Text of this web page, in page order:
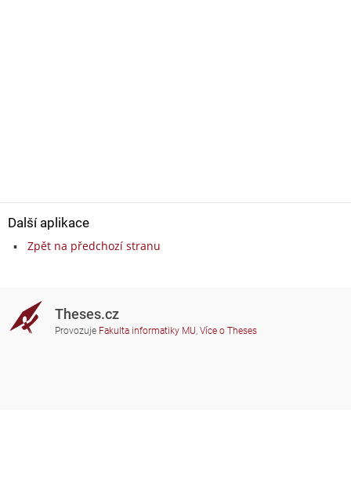
Další aplikace
Zpět na předchozí stranu
Theses.cz
Provozuje Fakulta informatiky MU, Více o Theses